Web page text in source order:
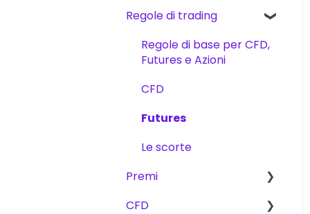
Iniziare
The Trading Pit – Chi
siamo
Acquisti
Prodotti
Verifica dell'account
Trading
Sfide
Regole di trading
Regole di base per CFD,
Futures e Azioni
CFD
Futures
Le scorte
Premi
Commissioni
CFD